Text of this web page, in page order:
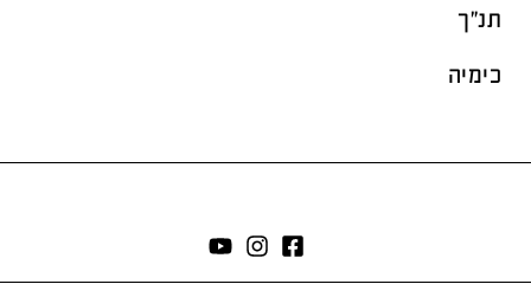
תנ"ך
כימיה